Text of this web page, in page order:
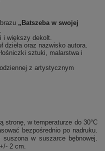
„Batszeba w swojej
.
i większy dekolt.
dzieła oraz nazwisko autora.
sztuki, malarstwa i
z artystycznym
stronę, w temperaturze do 30°C
bezpośrednio po nadruku.
w suszarce bębnowej.
2 cm.